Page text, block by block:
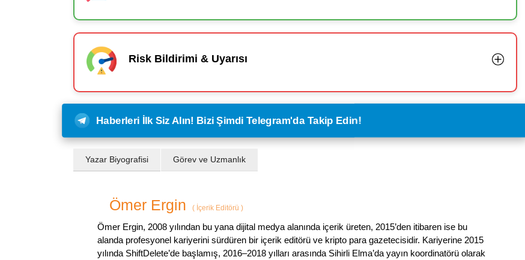
Risk Bildirimi & Uyarısı
Haberleri İlk Siz Alın! Bizi Şimdi Telegram'da Takip Edin!
Yazar Biyografisi Görev ve Uzmanlık
Ömer Ergin ( İçerik Editörü )
Ömer Ergin, 2008 yılından bu yana dijital medya alanında içerik üreten, 2015’den itibaren ise bu
alanda profesyonel kariyerini sürdüren bir içerik editörü ve kripto para gazetecisidir. Kariyerine 2015
yılında ShiftDelete’de başlamış, 2016–2018 yılları arasında Sihirli Elma’da yayın koordinatörü olarak